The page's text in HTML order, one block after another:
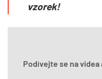
vzorek!
Podívejte se na